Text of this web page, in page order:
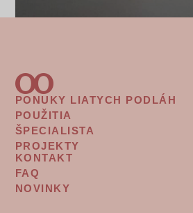
FOOTER
MENU
PONUKY LIATYCH PODLÁH
POUŽITIA
ŠPECIALISTA
PROJEKTY
FOOTER
MENU
2
KONTAKT
FAQ
NOVINKY